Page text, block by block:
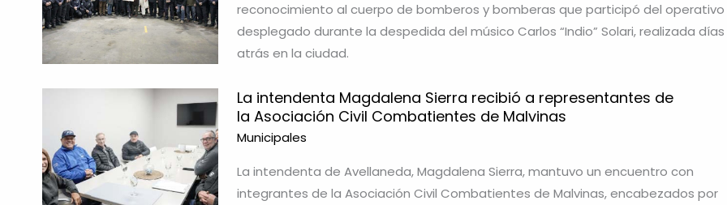
reconocimiento al cuerpo de bomberos y bomberas que participó del operativo
desplegado durante la despedida del músico Carlos “Indio” Solari, realizada días
atrás en la ciudad.
La intendenta Magdalena Sierra recibió a representantes de
la Asociación Civil Combatientes de Malvinas
Municipales
La intendenta de Avellaneda, Magdalena Sierra, mantuvo un encuentro con
integrantes de la Asociación Civil Combatientes de Malvinas, encabezados por